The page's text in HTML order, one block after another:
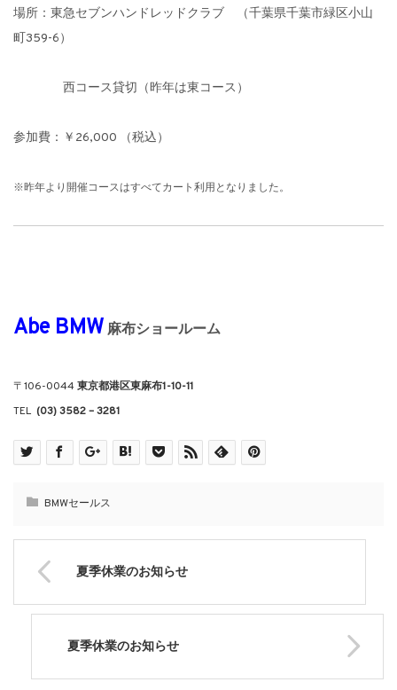
場所：東急セブンハンドレッドクラブ （千葉県千葉市緑区小山
町359-6）
西コース貸切（昨年は東コース）
参加費：￥26,000 （税込）
※昨年より開催コースはすべてカート利用となりました。
Abe BMW 麻布ショールーム
〒106-0044東京都港区東麻布1-10-11
TEL (03) 3582 – 3281
BMWセールス
夏季休業のお知らせ
夏季休業のお知らせ